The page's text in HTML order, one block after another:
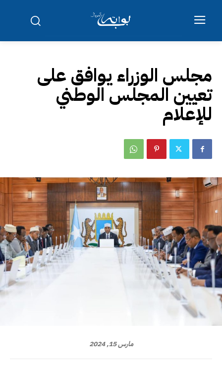
مجلس الوزراء يوافق على
تعيين المجلس الوطني
للإعلام
مارس 15, 2024